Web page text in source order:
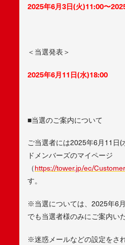
2025年6月3日(火)11:00〜
＜当選発表＞
2025年6月11日(水)18:00
■当選のご案内について
ご当選者には2025年6月11日
ドメンバーズのマイページ
（https://tower.jp/ec/
す。
※当選については、2025年6
でも当選者様のみにご案内い
※迷惑メールなどの設定をさ